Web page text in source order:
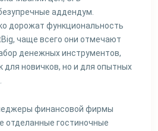
аддендум.
дорожат функциональность
чаще всего они отмечают
денежных инструментов,
для новичков, но и для опытных
финансовой фирмы
отделанные гостиночные